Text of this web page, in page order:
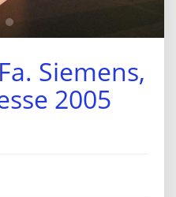
Siemens,
2005